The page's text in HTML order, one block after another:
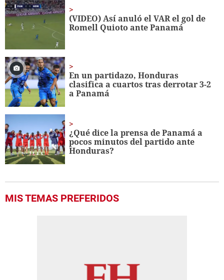
37
seconds
(VIDEO) Así anuló el VAR el gol de
Romell Quioto ante Panamá
En un partidazo, Honduras
clasifica a cuartos tras derrotar 3-2
a Panamá
¿Qué dice la prensa de Panamá a
pocos minutos del partido ante
Honduras?
MIS TEMAS PREFERIDOS